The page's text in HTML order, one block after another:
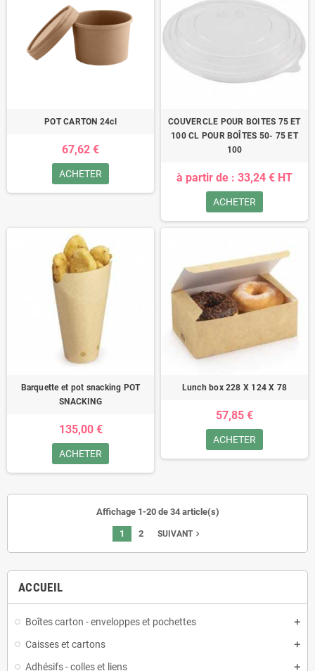
ACCUEIL
Boîtes carton - enveloppes et pochettes
Caisses et cartons
Adhésifs - colles et liens
POT CARTON 24cl
67,62 €
ACHETER
COUVERCLE POUR BOITES 75 ET
100 CL POUR BOÎTES 50- 75 ET
100
à partir de : 33,24 € HT
ACHETER
Barquette et pot snacking POT
SNACKING
135,00 €
ACHETER
Lunch box 228 X 124 X 78
57,85 €
ACHETER
Affichage 1-20 de 34 article(s)
1 2 SUIVANTnavigate_next